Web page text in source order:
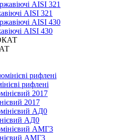
AISI 321
AISI 430
рифлені
2017
АД0
АМГ3